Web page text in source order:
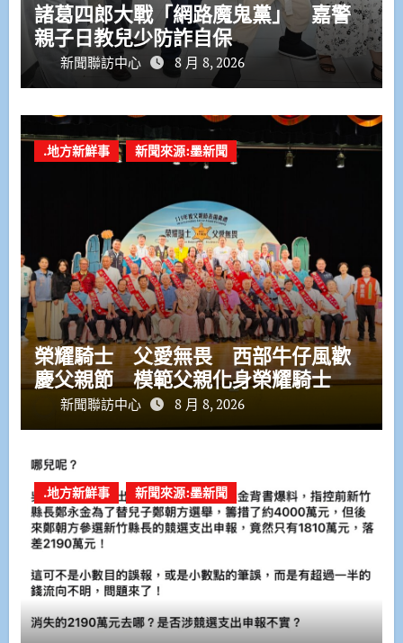
諸葛四郎大戰「網路魔鬼黨」 嘉警
親子日教兒少防詐自保
新聞聯訪中心 8 月 8, 2026
.地方新鮮事 新聞來源:墨新聞
榮耀騎士 父愛無畏 西部牛仔風歡
慶父親節 模範父親化身榮耀騎士
新聞聯訪中心 8 月 8, 2026
.地方新鮮事 新聞來源:墨新聞